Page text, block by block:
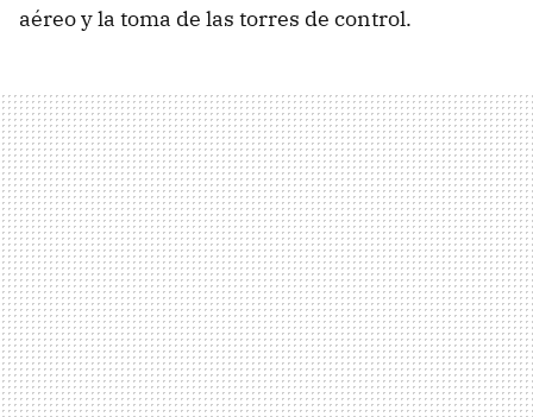
aéreo y la toma de las torres de control.